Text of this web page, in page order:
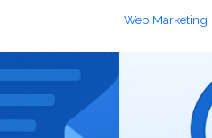
Web Marketing